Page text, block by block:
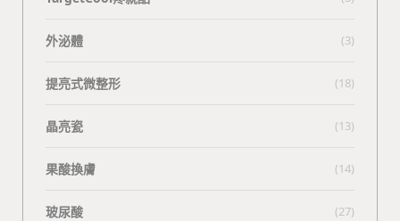
外泌體 (3)
提亮式微整形 (18)
晶亮瓷 (13)
果酸換膚 (14)
玻尿酸 (27)